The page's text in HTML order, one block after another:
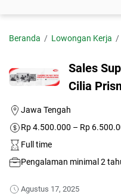
Beranda Lowongan Kerja
Sales
Cilia
Jawa Tengah
Rp 4.500.000 – Rp
Full time
Pengalaman minimal 2
Agustus 17, 2025